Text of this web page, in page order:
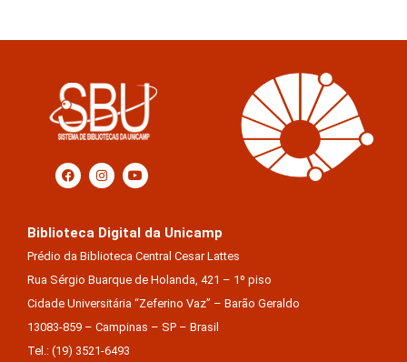
Biblioteca Digital da Unicamp
Prédio da Biblioteca Central Cesar Lattes
Rua Sérgio Buarque de Holanda, 421 – 1º piso
Cidade Universitária “Zeferino Vaz” – Barão Geraldo
13083-859 – Campinas – SP – Brasil
Tel.: (19) 3521-6493